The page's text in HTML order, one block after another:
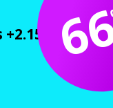
cursos